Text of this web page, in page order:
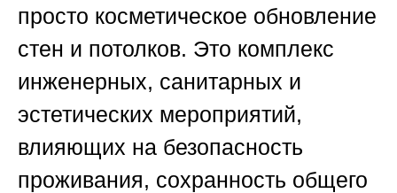
просто косметическое обновление
стен и потолков. Это комплекс
инженерных, санитарных и
эстетических мероприятий,
влияющих на безопасность
проживания, сохранность общего